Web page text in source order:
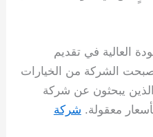
العالية في تقديم
الشركة من الخيارات
يبحثون عن شركة
معقولة. شركة